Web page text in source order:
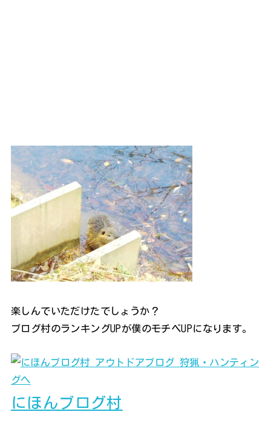
楽しんでいただけたでしょうか？
ブログ村のランキングUPが僕のモチベUPになります。
にほんブログ村